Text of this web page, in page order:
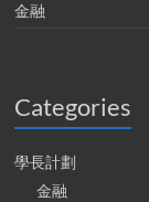
金融
Categories
學長計劃
金融